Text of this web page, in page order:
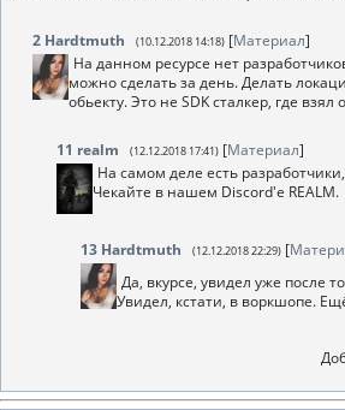
2 Hardtmuth (10.12.2018 14:18) [Материал]
На данном ресурсе нет
можно сделать за день. Делать
обьекту. Это не SDK сталкер, где
11 realm (12.12.2018 17:41) [Материал]
На самом деле есть
Чекайте в нашем Discord'е REALM.
13 Hardtmuth (12.12.2018 22:29) [
Да, вкурсе, увидел уже после
Увидел, кстати, в воркшопе.